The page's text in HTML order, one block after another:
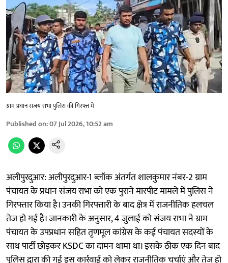
ग्राम प्रधान संजय राभा पुलिस की गिरफ्त में
Published on:07 Jul 2026, 10:52 am
अलीपुरदुआर: अलीपुरदुआर-1 ब्लॉक अंतर्गत शालकुमार नंबर-2 ग्राम
पंचायत के प्रधान संजय राभा को एक पुराने मारपीट मामले में पुलिस ने
गिरफ्तार किया है। उनकी गिरफ्तारी के बाद क्षेत्र में राजनीतिक हलचल
तेज हो गई है। जानकारी के अनुसार, 4 जुलाई को संजय राभा ने ग्राम
पंचायत के उपप्रधान सहित तृणमूल कांग्रेस के कई पंचायत सदस्यों के
साथ पार्टी छोड़कर KSDC का दामन थामा था। इसके ठीक एक दिन बाद
पुलिस द्वारा की गई इस कार्रवाई को लेकर राजनीतिक चर्चाएं और तेज हो